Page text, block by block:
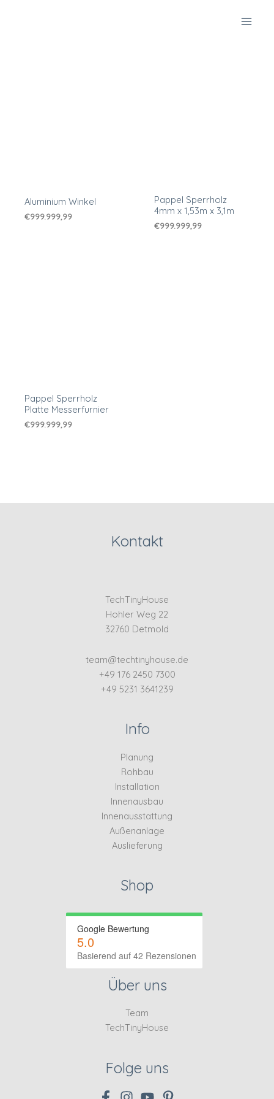
Aluminium Winkel
€999.999,99
Pappel Sperrholz
4mm x 1,53m x 3,1m
€999.999,99
Pappel Sperrholz
Platte Messerfurnier
€999.999,99
Kontakt
TechTinyHouse
Hohler Weg 22
32760 Detmold
team@techtinyhouse.de
+49 176 2450 7300
+49 5231 3641239
Info
Planung
Rohbau
Installation
Innenausbau
Innenausstattung
Außenanlage
Auslieferung
Shop
Google Bewertung
5.0
Basierend auf 42 Rezensionen
Über uns
Team
TechTinyHouse
Folge uns